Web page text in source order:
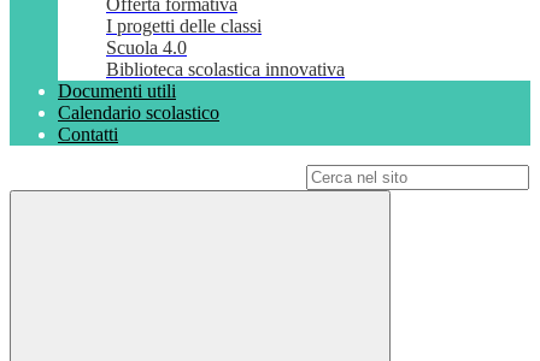
Offerta formativa
I progetti delle classi
Scuola 4.0
Biblioteca scolastica innovativa
Documenti utili
Calendario scolastico
Contatti